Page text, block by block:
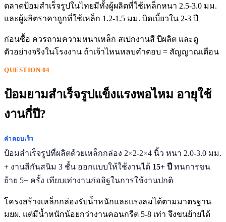
ตลาดป้อมสำเร็จรูปในไทยมีทั้งผู้ผลิตที่ใช้เหล็กหนา 2.5-3.0 มม.
และผู้ผลิตราคาถูกที่ใช้เหล็ก 1.2-1.5 มม. บิดเบี้ยวใน 2-3 ปี
ก่อนซื้อ ควรถามความหนาเหล็ก สเปกงานสี ปีผลิต และดู
ตัวอย่างจริงในโรงงาน ถ้าเจ้าไหนหลบคำตอบ = สัญญาณเตือน
QUESTION 04
ป้อมยามสำเร็จรูปแข็งแรงพอไหม อายุใช้
งานกี่ปี?
คำตอบเร็ว
ป้อมสำเร็จรูปที่ผลิตด้วยเหล็กกล่อง 2×2-2×4 นิ้ว หนา 2.0-3.0 มม.
+ งานสีกันสนิม 3 ชั้น ออกแบบให้ใช้งานได้ 15+ ปี ทนการขน
ย้าย 5+ ครั้ง เทียบเท่างานก่ออิฐในการใช้งานปกติ
โครงสร้างเหล็กกล่องรับน้ำหนักและแรงลมได้ตามมาตรฐาน
มยผ. แต่มีน้ำหนักน้อยกว่างานคอนกรีต 5-8 เท่า จึงขนย้ายได้